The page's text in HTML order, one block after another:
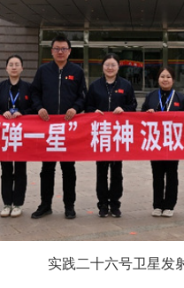
实践二十六号卫星发